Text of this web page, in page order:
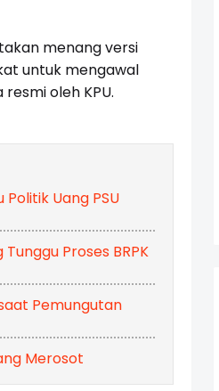
menang versi
untuk mengawal
oleh KPU.
Uang PSU
Proses BRPK
Pemungutan
Merosot